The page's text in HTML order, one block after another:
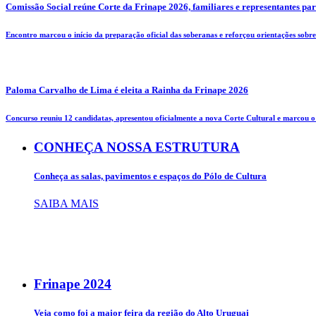
Comissão Social reúne Corte da Frinape 2026, familiares e representantes
Encontro marcou o início da preparação oficial das soberanas e reforçou orientações
Paloma Carvalho de Lima é eleita a Rainha da Frinape 2026
Concurso reuniu 12 candidatas, apresentou oficialmente a nova Corte Cultural e marcou
CONHEÇA NOSSA ESTRUTURA
Conheça as salas, pavimentos e espaços do Pólo de Cultura
SAIBA MAIS
Frinape 2024
Veja como foi a maior feira da região do Alto Uruguai